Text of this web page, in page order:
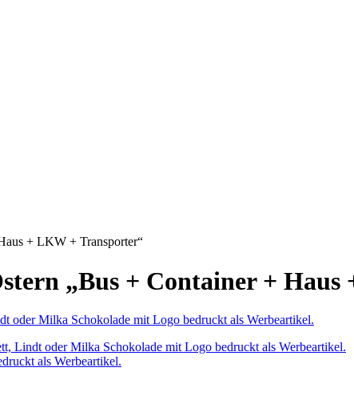
+ LKW + Transporter“
„Bus + Container +